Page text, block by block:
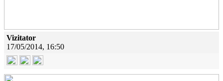
Vizitator
17/05/2014, 16:50